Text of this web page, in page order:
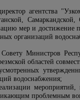
агентства
мер и
организаций
Министров
областей
водоснабжения;
проблемным